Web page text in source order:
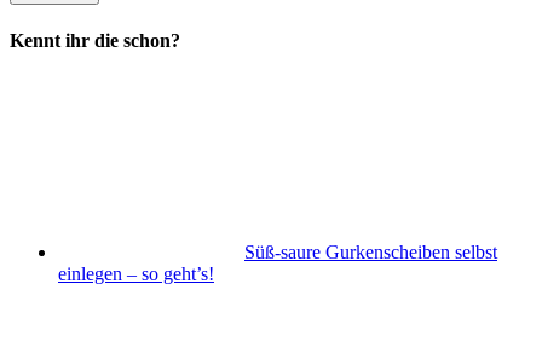
Kennt ihr die schon?
Süß-saure Gurkenscheiben selbst
einlegen – so geht’s!